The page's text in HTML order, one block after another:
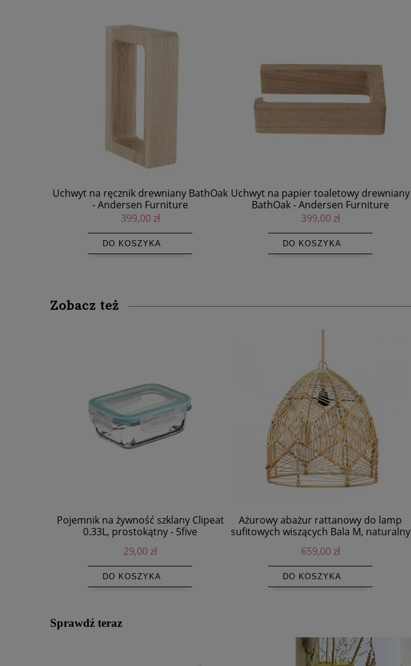
Uchwyt na papier toaletowy drewniany
BathOak - Andersen Furniture
399,00 zł
DO KOSZYKA
Wieszak łazienkowy drewniany
BathOak Single - Andersen Furniture
599,00 zł
DO KOSZYKA
Zobacz też
Pojemnik na żywność szklany Clipeat
0.33L, prostokątny - 5five
29,00 zł
DO KOSZYKA
Ażurowy abażur rattanowy do lamp
sufitowych wiszących Bala M, naturalny
659,00 zł
DO KOSZYKA
Sprawdź teraz